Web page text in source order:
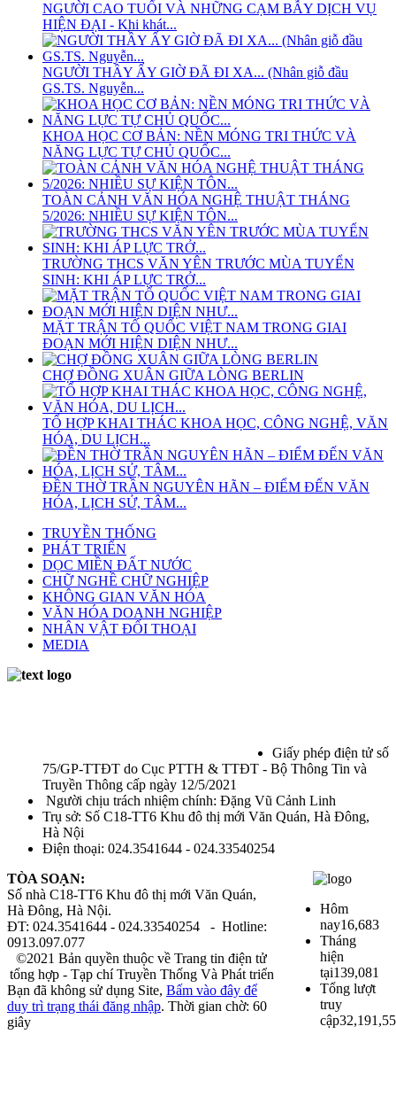
NGƯỜI CAO TUỔI VÀ NHỮNG CẠM BẪY DỊCH VỤ
HIỆN ĐẠI - Khi khát...
NGƯỜI THẦY ẤY GIỜ ĐÃ ĐI XA... (Nhân giỗ đầu
GS.TS. Nguyễn...
KHOA HỌC CƠ BẢN: NỀN MÓNG TRI THỨC VÀ
NĂNG LỰC TỰ CHỦ QUỐC...
TOÀN CẢNH VĂN HÓA NGHỆ THUẬT THÁNG
5/2026: NHIỀU SỰ KIỆN TÔN...
TRƯỜNG THCS VĂN YÊN TRƯỚC MÙA TUYỂN
SINH: KHI ÁP LỰC TRỞ...
MẶT TRẬN TỔ QUỐC VIỆT NAM TRONG GIAI
ĐOẠN MỚI HIỆN DIỆN NHƯ...
CHỢ ĐỒNG XUÂN GIỮA LÒNG BERLIN
TỔ HỢP KHAI THÁC KHOA HỌC, CÔNG NGHỆ, VĂN
HÓA, DU LỊCH...
ĐỀN THỜ TRẦN NGUYÊN HÃN – ĐIỂM ĐẾN VĂN
HÓA, LỊCH SỬ, TÂM...
TRUYỀN THỐNG
PHÁT TRIỂN
DỌC MIỀN ĐẤT NƯỚC
CHỮ NGHỀ CHỮ NGHIỆP
KHÔNG GIAN VĂN HÓA
VĂN HÓA DOANH NGHIỆP
NHÂN VẬT ĐỐI THOẠI
MEDIA
Giấy phép điện tử số
75/GP-TTĐT do Cục PTTH & TTĐT - Bộ Thông Tin và
Truyền Thông cấp ngày 12/5/2021
Người chịu trách nhiệm chính: Đặng Vũ Cảnh Linh
Trụ sở: Số C18-TT6 Khu đô thị mới Văn Quán, Hà Đông,
Hà Nội
Điện thoại: 024.3541644 - 024.33540254
TÒA SOẠN:
Số nhà C18-TT6 Khu đô thị mới Văn Quán,
Hà Đông, Hà Nội.
ĐT: 024.3541644 - 024.33540254 - Hotline:
0913.097.077
Hôm
nay16,683
Tháng
hiện
tại139,081
Tổng lượt
truy
cập
©2021 Bản quyền thuộc về Trang tin điện tử
tổng hợp - Tạp chí Truyền Thống Và Phát triển
Bạn đã không sử dụng Site, Bấm vào đây để
duy trì trạng thái đăng nhập. Thời gian chờ: 60
giây